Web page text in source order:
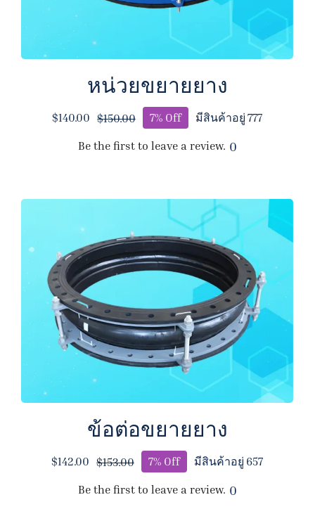
หน่วยขยายยาง
$150.00
Original
price
$140.00
Current
price
7% Off
มีสินค้าอยู่ 777
Be the first to leave a review. 0
ข้อต่อขยายยาง
$153.00
Original
price
$142.00
Current
price
7% Off
มีสินค้าอยู่ 657
Be the first to leave a review. 0